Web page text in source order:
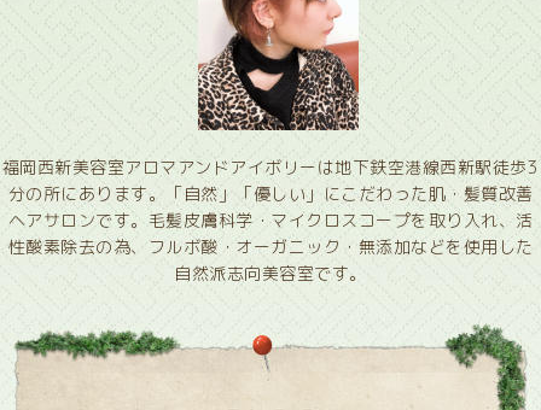
福岡西新美容室アロマアンドアイボリーは地下鉄空港線西新駅徒歩3
分の所にあります。「自然」「優しい」にこだわった肌・髪質改善
ヘアサロンです。毛髪皮膚科学・マイクロスコープを取り入れ、活
性酸素除去の為、フルボ酸・オーガニック・無添加などを使用した
自然派志向美容室です。